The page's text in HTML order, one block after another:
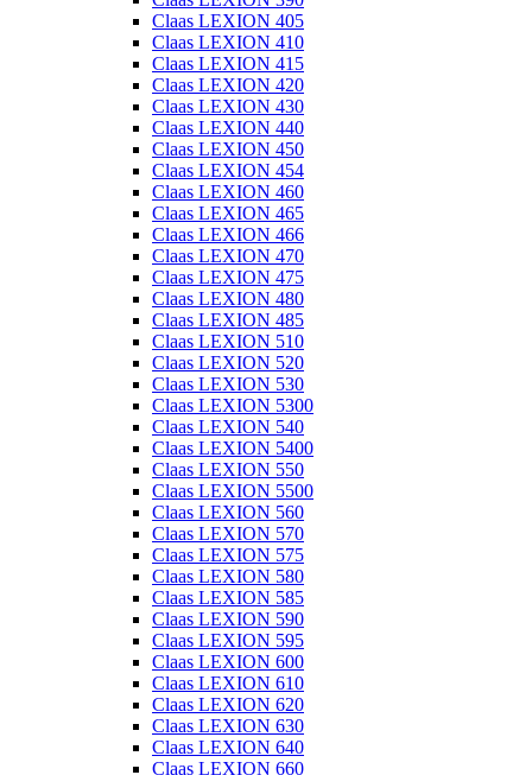
Claas LEXION 405
Claas LEXION 410
Claas LEXION 415
Claas LEXION 420
Claas LEXION 430
Claas LEXION 440
Claas LEXION 450
Claas LEXION 454
Claas LEXION 460
Claas LEXION 465
Claas LEXION 466
Claas LEXION 470
Claas LEXION 475
Claas LEXION 480
Claas LEXION 485
Claas LEXION 510
Claas LEXION 520
Claas LEXION 530
Claas LEXION 5300
Claas LEXION 540
Claas LEXION 5400
Claas LEXION 550
Claas LEXION 5500
Claas LEXION 560
Claas LEXION 570
Claas LEXION 575
Claas LEXION 580
Claas LEXION 585
Claas LEXION 590
Claas LEXION 595
Claas LEXION 600
Claas LEXION 610
Claas LEXION 620
Claas LEXION 630
Claas LEXION 640
Claas LEXION 660